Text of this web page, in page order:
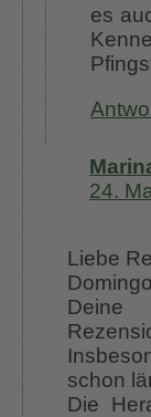
es
24.
Liebe
Deine
schon
Die